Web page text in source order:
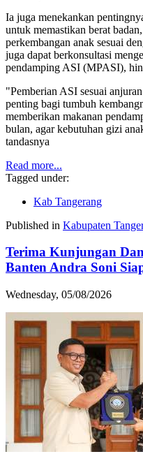
Ia juga menekankan
untuk memastikan berat
perkembangan anak sesuai
juga dapat berkonsultasi
pendamping ASI (MPASI),
"Pemberian ASI sesuai
penting bagi tumbuh
memberikan makanan
bulan, agar kebutuhan gizi
tandasnya
Read more...
Tagged under:
Kab Tangerang
Published in Kabupaten
Terima Kunjungan
Banten Andra Soni
Wednesday, 05/08/2026